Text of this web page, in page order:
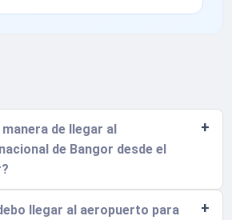
de llegar al
de Bangor desde el
llegar al aeropuerto para